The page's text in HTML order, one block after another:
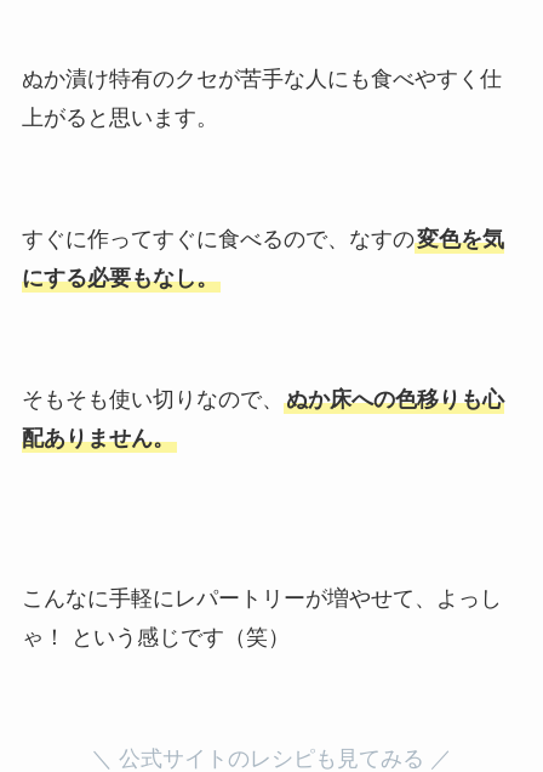
ぬか漬け特有のクセが苦手な人にも食べやすく仕
上がると思います。
すぐに作ってすぐに食べるので、なすの変色を気
にする必要もなし。
そもそも使い切りなので、 ぬか床への色移りも心
配ありません。
こんなに手軽にレパートリーが増やせて、よっし
ゃ！ という感じです（笑）
＼ 公式サイトのレシピも見てみる ／